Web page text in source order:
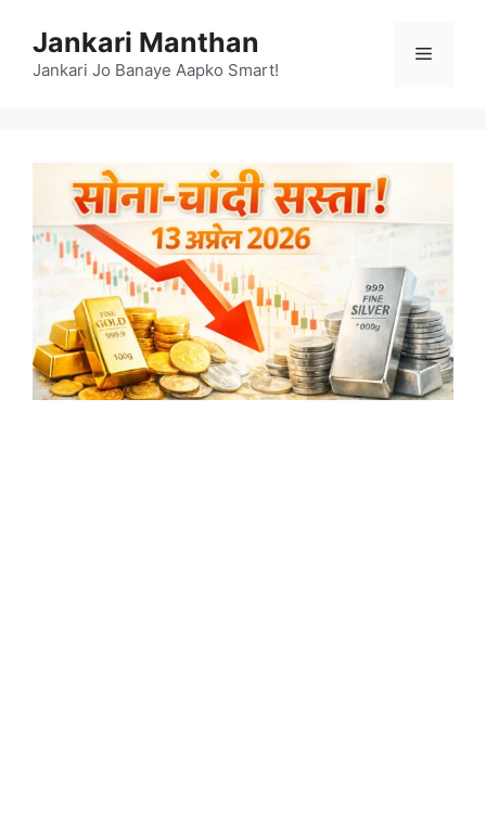
content
Jankari Manthan
Jankari Jo Banaye Aapko Smart!
Menu